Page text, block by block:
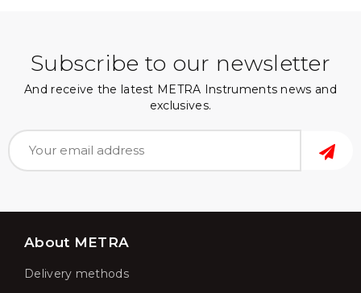
Subscribe to our newsletter
And receive the latest METRA Instruments news and
exclusives.
About METRA
Delivery methods